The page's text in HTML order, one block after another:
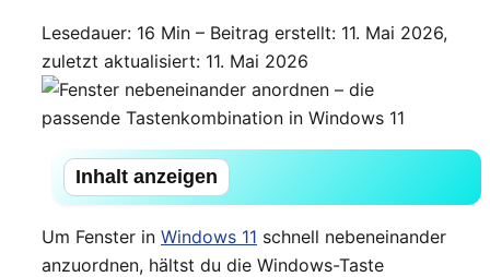
Lesedauer: 16 Min – Beitrag erstellt: 11. Mai 2026,
zuletzt aktualisiert: 11. Mai 2026
Inhalt anzeigen
Um Fenster in Windows 11 schnell nebeneinander
anzuordnen, hältst du die Windows-Taste